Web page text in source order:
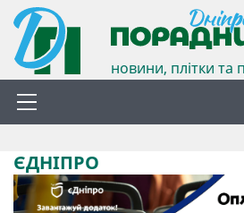
новини, плітки та
ЄДНІПРО